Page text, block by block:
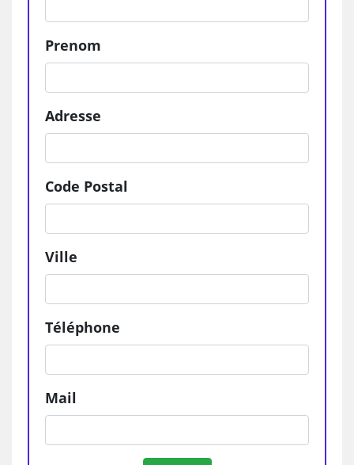
Prenom
Adresse
Code Postal
Ville
Téléphone
Mail